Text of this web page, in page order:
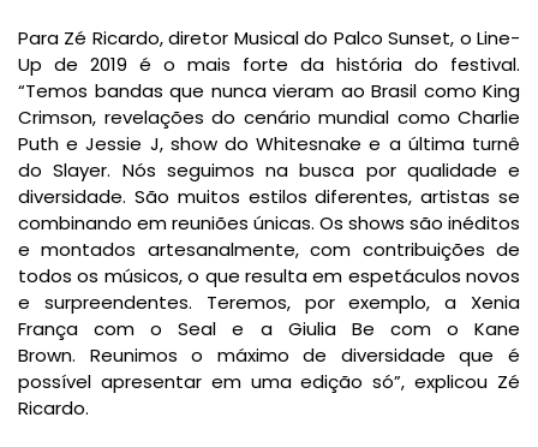
Para Zé Ricardo, diretor Musical do Palco Sunset, o Line-
Up de 2019 é o mais forte da história do festival.
“Temos bandas que nunca vieram ao Brasil como King
Crimson, revelações do cenário mundial como Charlie
Puth e Jessie J, show do Whitesnake e a última turnê
do Slayer. Nós seguimos na busca por qualidade e
diversidade. São muitos estilos diferentes, artistas se
combinando em reuniões únicas. Os shows são inéditos
e montados artesanalmente, com contribuições de
todos os músicos, o que resulta em espetáculos novos
e surpreendentes. Teremos, por exemplo, a Xenia
França com o Seal e a Giulia Be com o Kane
Brown. Reunimos o máximo de diversidade que é
possível apresentar em uma edição só”, explicou Zé
Ricardo.